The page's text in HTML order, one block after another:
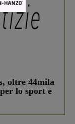
oltre 44mila
lo sport e